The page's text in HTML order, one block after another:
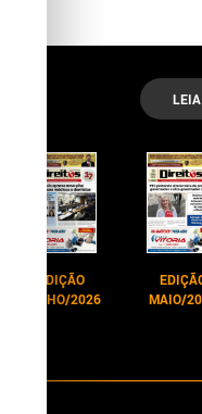
EDIÇÃO
JUNHO/2026
MAIO/